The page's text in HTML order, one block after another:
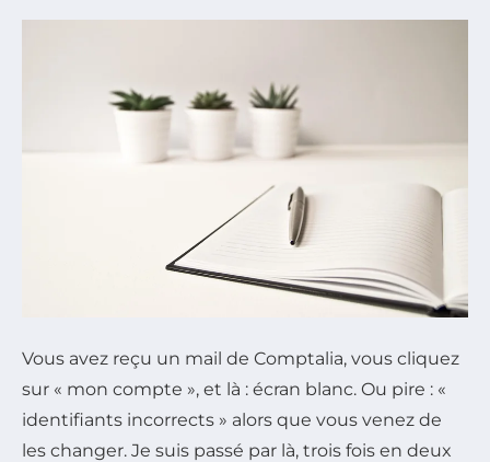
Vous avez reçu un mail de Comptalia, vous cliquez
sur « mon compte », et là : écran blanc. Ou pire : «
identifiants incorrects » alors que vous venez de
les changer. Je suis passé par là, trois fois en deux